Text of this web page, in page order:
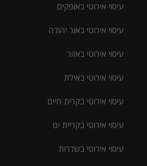
עיסוי אירוטי באופקים
עיסוי אירוטי באור יהודה
עיסוי אירוטי באזור
עיסוי אירוטי באילת
עיסוי אירוטי בקרית חיים
עיסוי אירוטי בקריית ים
עיסוי אירוטי בשדרות